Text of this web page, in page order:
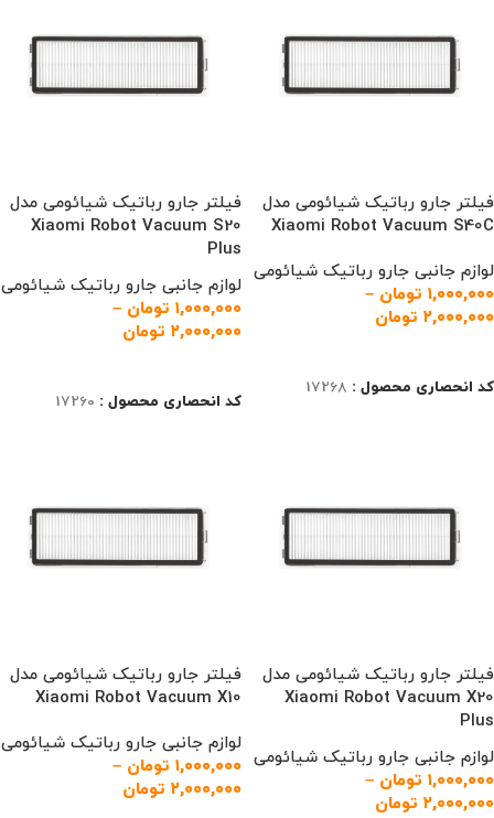
فیلتر جارو رباتیک شیائومی مدل
Xiaomi Robot Vacuum S40C
لوازم جانبی جارو رباتیک شیائومی
۱,۰۰۰,۰۰۰ تومان –
۲,۰۰۰,۰۰۰ تومان
کد انحصاری محصول : 17268
فیلتر جارو رباتیک شیائومی مدل
Xiaomi Robot Vacuum S20
Plus
لوازم جانبی جارو رباتیک شیائومی
۱,۰۰۰,۰۰۰ تومان –
۲,۰۰۰,۰۰۰ تومان
کد انحصاری محصول : 17260
فیلتر جارو رباتیک شیائومی مدل
Xiaomi Robot Vacuum X20
Plus
لوازم جانبی جارو رباتیک شیائومی
۱,۰۰۰,۰۰۰ تومان –
۲,۰۰۰,۰۰۰ تومان
فیلتر جارو رباتیک شیائومی مدل
Xiaomi Robot Vacuum X10
لوازم جانبی جارو رباتیک شیائومی
۱,۰۰۰,۰۰۰ تومان –
۲,۰۰۰,۰۰۰ تومان